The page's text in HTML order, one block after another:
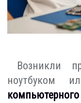
Возникли
ноутбуком